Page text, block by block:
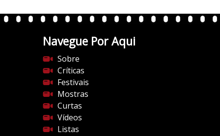
Navegue Por Aqui
Sobre
Críticas
Festivais
Mostras
Curtas
Vídeos
Listas